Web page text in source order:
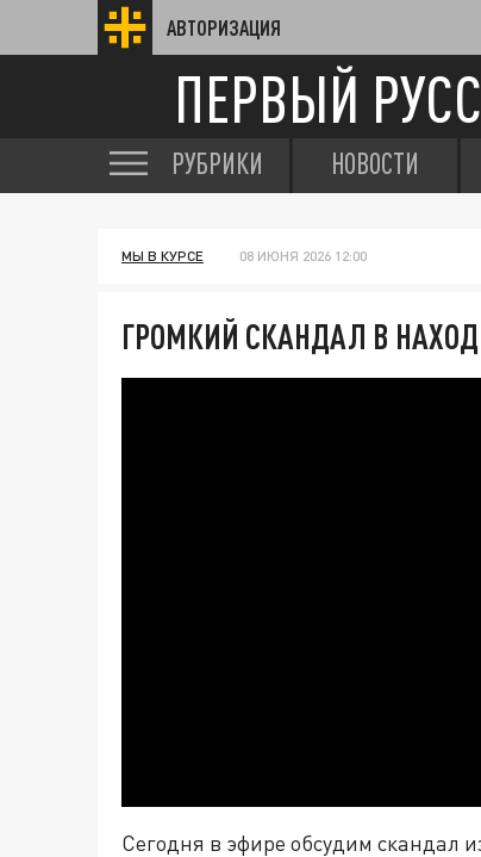
АВТОРИЗАЦИЯ
ПЕРВЫЙ
РУБРИКИ НОВОСТИ
МЫ В КУРСЕ 08 ИЮНЯ 2026 12:00
ГРОМКИЙ СКАНДАЛ В
Сегодня в эфире обсудим скандал